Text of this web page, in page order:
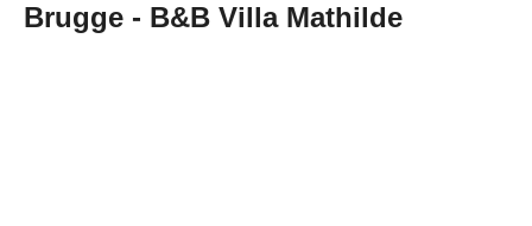
Brugge - B&B Villa Mathilde